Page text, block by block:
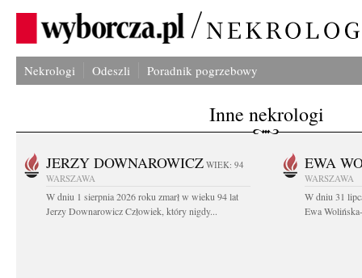
Nekrologi Odeszli Poradnik pogrzebowy
Inne nekrologi
JERZY DOWNAROWICZ WIEK: 94
WARSZAWA
W dniu 1 sierpnia 2026 roku zmarł w wieku 94 lat
Jerzy Downarowicz Człowiek, który nigdy...
EWA
WARSZAWA
W dniu 31
Ewa